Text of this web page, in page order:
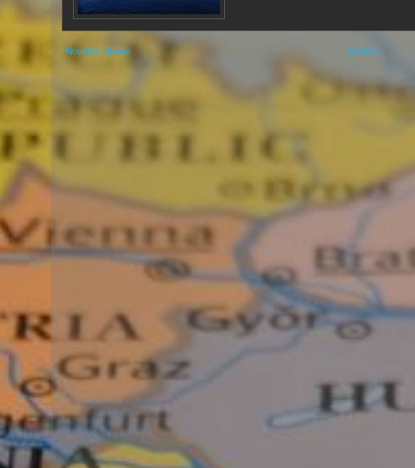
Novejše objave Domov